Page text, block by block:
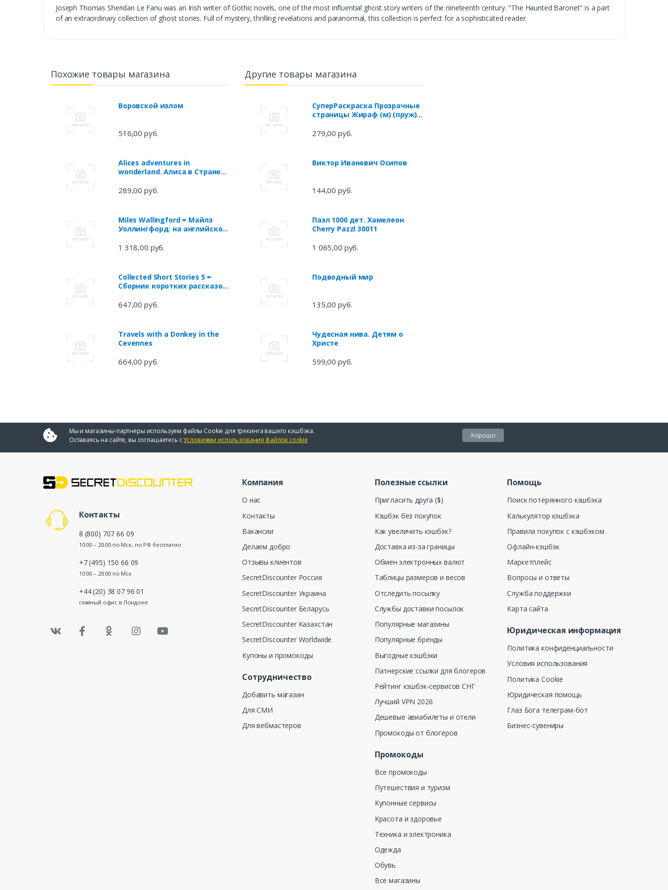
Joseph Thomas Sheridan Le Fanu was an Irish writer of Gothic novels, one of the most influential ghost story writers of the nineteenth century. "The Haunted Baronet" is a part
of an extraordinary collection of ghost stories. Full of mystery, thrilling revelations and paranormal, this collection is perfect for a sophisticated reader.
Похожие товары магазина
Воровской излом
516,00 руб.
Alices adventures in
wonderland. Алиса в Стране
Книга для чтения на
289,00 руб.
Miles Wallingford = Майлз
Уоллингфорд: на английском
1 318,00 руб.
Collected Short Stories 5 =
Сборник коротких рассказов
647,00 руб.
Travels with a Donkey in the
Cevennes
664,00 руб.
Другие товары магазина
СуперРаскраска Прозрачные
страницы Жираф (м) (пруж)
279,00 руб.
Виктор Иванович Осипов
144,00 руб.
Пазл 1000 дет. Хамелеон
Cherry Pazzl 30011
1 065,00 руб.
Подводный мир
135,00 руб.
Чудесная нива. Детям о
Христе
599,00 руб.
Мы и магазины-партнеры используем файлы Cookie для трекинга вашего кэшбэка.
Оставаясь на сайте, вы соглашаетесь сУсловиями использования файлов cookie
Хорошо
Контакты
8 (800) 707 66 09
10:00 – 20:00 по Мск, по РФ бесплатно
+7 (495) 150 66 09
10:00 – 20:00 по Мск
+44 (20) 38 07 96 01
главный офис в Лондоне
Компания
О нас
Контакты
Вакансии
Делаем добро
Отзывы клиентов
SecretDiscounter Россия
SecretDiscounter Украина
SecretDiscounter Беларусь
SecretDiscounter Казахстан
SecretDiscounter Worldwide
Купоны и промокоды
Сотрудничество
Добавить магазин
Для СМИ
Для вебмастеров
Полезные ссылки
Пригласить друга ($)
Кэшбэк без покупок
Как увеличить кэшбэк?
Доставка из-за границы
Обмен электронных валют
Таблицы размеров и весов
Отследить посылку
Службы доставки посылок
Популярные магазины
Популярные бренды
Выгодные кэшбэки
Патнерские ссылки для блогеров
Рейтинг кэшбэк-сервисов СНГ
Лучший VPN 2026
Дешевые авиабилеты и отели
Промокоды от блогеров
Промокоды
Все промокоды
Путешествия и туризм
Купонные сервисы
Красота и здоровье
Техника и электроника
Одежда
Обувь
Все магазины
Помощь
Поиск потерянного кэшбэка
Калькулятор кэшбэка
Правила покупок с кэшбэком
Офлайн-кэшбэк
Маркетплейс
Вопросы и ответы
Служба поддержки
Карта сайта
Юридическая информация
Политика конфиденциальности
Условия использования
Политика Cookie
Юридическая помощь
Глаз Бога телеграм-бот
Бизнес-сувениры